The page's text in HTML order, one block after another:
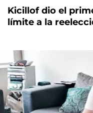
Kicillof dio el
límite a la